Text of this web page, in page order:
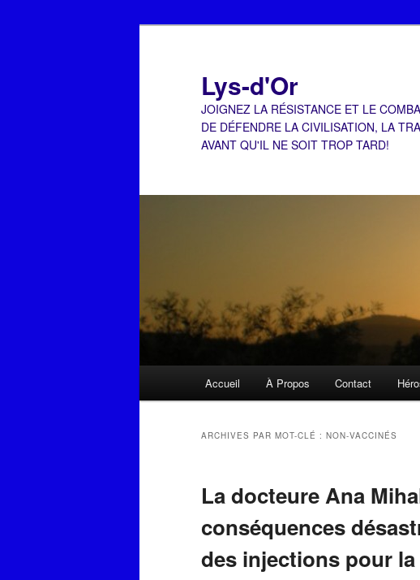
Lys-d'Or
JOIGNEZ LA RÉSISTANCE ET LE
DE DÉFENDRE LA CIVILISATION, LA
AVANT QU'IL NE SOIT TROP TARD!
Accueil À Propos Contact
ARCHIVES PAR MOT-CLÉ : NON-VACCINÉS
La docteure Ana
conséquences
des injections pour